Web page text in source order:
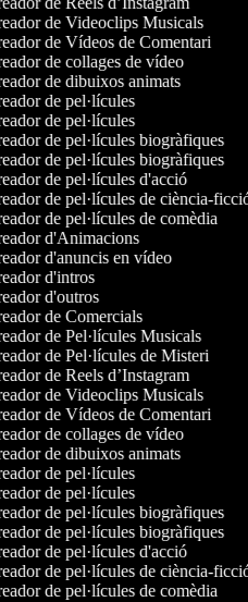
de Videoclips Musicals
de Vídeos de Comentari
de collages de vídeo
de dibuixos animats
de pel·lícules
de pel·lícules
de pel·lícules biogràfiques
de pel·lícules biogràfiques
de pel·lícules d'acció
de pel·lícules de ciència-ficció
de pel·lícules de comèdia
d'Animacions
d'anuncis en vídeo
d'intros
d'outros
de Comercials
de Pel·lícules Musicals
de Pel·lícules de Misteri
de Reels d’Instagram
de Videoclips Musicals
de Vídeos de Comentari
de collages de vídeo
de dibuixos animats
de pel·lícules
de pel·lícules
de pel·lícules biogràfiques
de pel·lícules biogràfiques
de pel·lícules d'acció
de pel·lícules de ciència-ficció
de pel·lícules de comèdia